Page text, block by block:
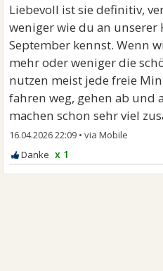
Liebevoll ist sie definitiv,
weniger wie du an unserer
September kennst. Wenn
mehr oder weniger die
nutzen meist jede freie
fahren weg, gehen ab und
machen schon sehr viel
16.04.2026 22:09 •
x 1